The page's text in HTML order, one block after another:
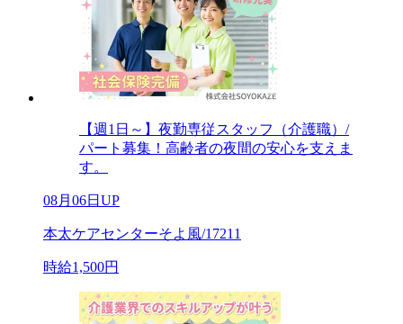
【週1日～】夜勤専従スタッフ（介護職）/
パート募集！高齢者の夜間の安心を支えま
す。
08月06日UP
本太ケアセンターそよ風/17211
時給1,500円